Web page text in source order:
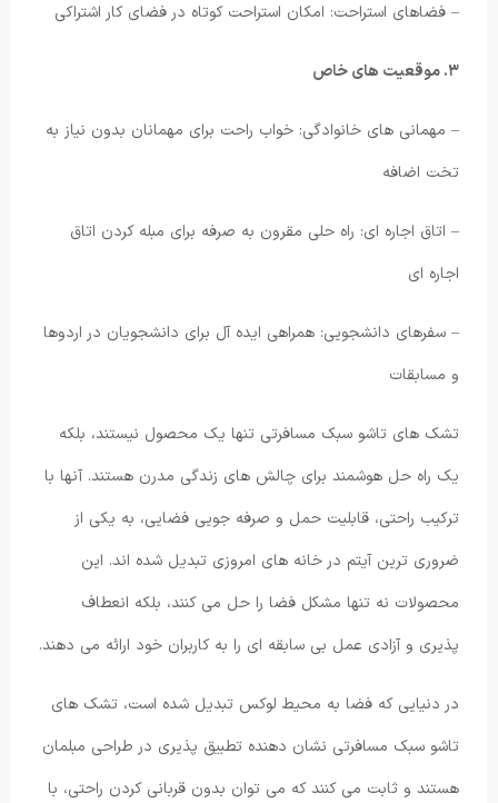
– فضاهای استراحت: امکان استراحت کوتاه در فضای کار اشتراکی
۳. موقعیت های خاص
– مهمانی های خانوادگی: خواب راحت برای مهمانان بدون نیاز به
تخت اضافه
– اتاق اجاره ای: راه حلی مقرون به صرفه برای مبله کردن اتاق
اجاره ای
– سفرهای دانشجویی: همراهی ایده آل برای دانشجویان در اردوها
و مسابقات
تشک های تاشو سبک مسافرتی تنها یک محصول نیستند، بلکه
یک راه حل هوشمند برای چالش های زندگی مدرن هستند. آنها با
ترکیب راحتی، قابلیت حمل و صرفه جویی فضایی، به یکی از
ضروری ترین آیتم در خانه های امروزی تبدیل شده اند. این
محصولات نه تنها مشکل فضا را حل می کنند، بلکه انعطاف
پذیری و آزادی عمل بی سابقه ای را به کاربران خود ارائه می دهند.
در دنیایی که فضا به محیط لوکس تبدیل شده است، تشک های
تاشو سبک مسافرتی نشان دهنده تطبیق پذیری در طراحی مبلمان
هستند و ثابت می کنند که می توان بدون قربانی کردن راحتی، با